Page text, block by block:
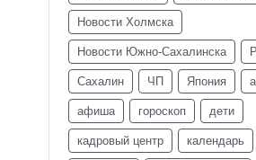
Новости Холмска
Новости Южно-Сахалинска
Сахалин ЧП Япония
афиша гороскоп дети
кадровый центр календарь